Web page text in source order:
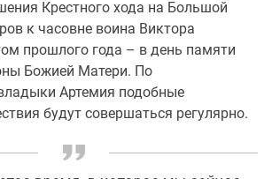
Крестного хода на Большой
к часовне воина Виктора
прошлого года – в день памяти
Божией Матери. По
Артемия подобные
будут совершаться регулярно.